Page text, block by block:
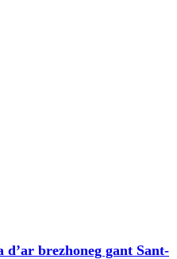
d’ar brezhoneg gant Sant-